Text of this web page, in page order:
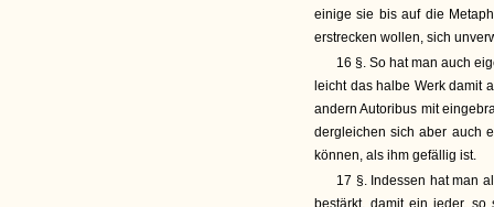
einige sie bis auf die
erstrecken wollen, sich
16 §. So hat man auch
leicht das halbe Werk damit
andern Autoribus mit
dergleichen sich aber auch
können, als ihm gefällig ist.
17 §. Indessen hat man
bestärkt, damit ein jeder,